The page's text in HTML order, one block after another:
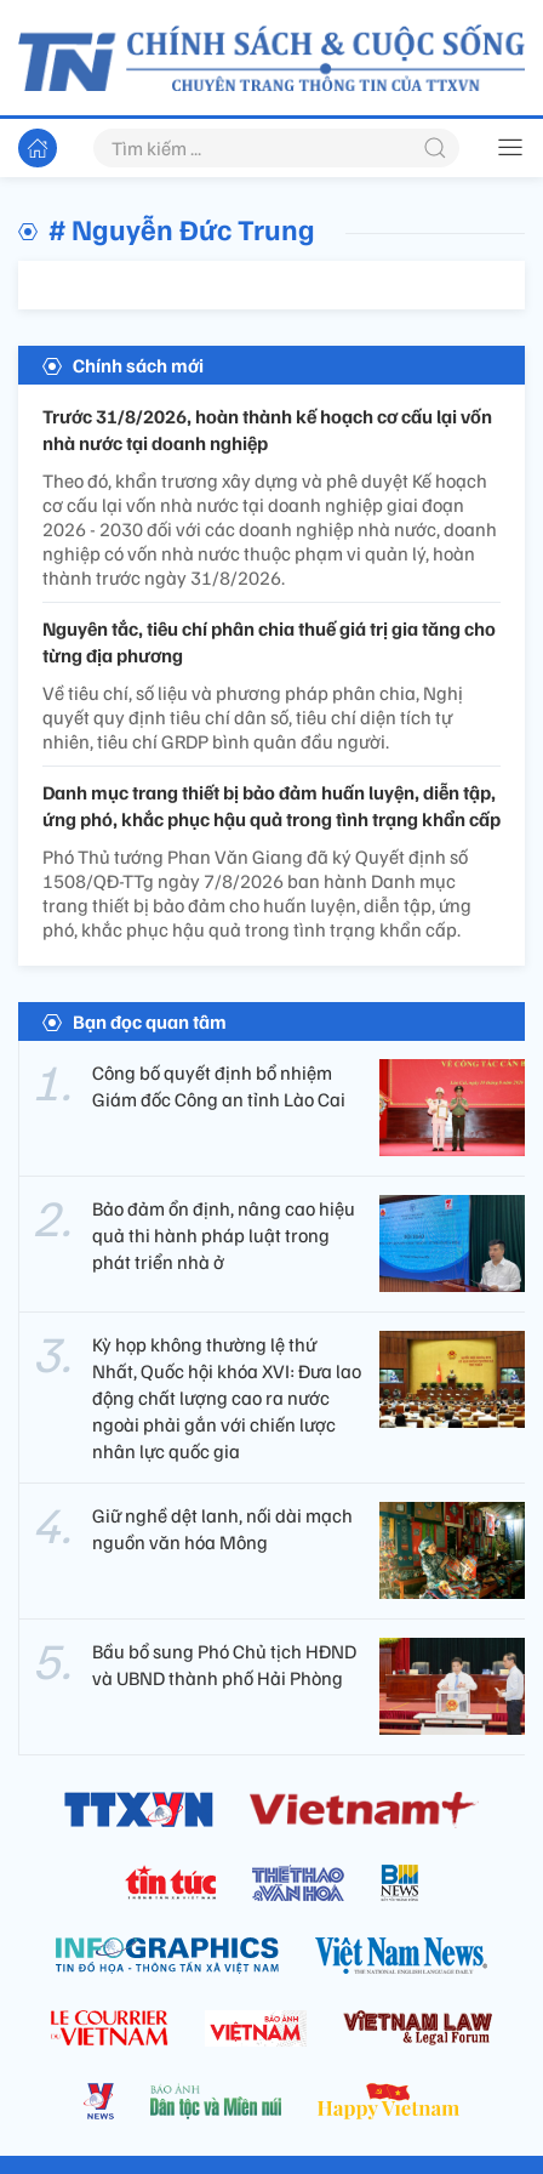
# Nguyễn Đức Trung
Chính sách mới
Trước 31/8/2026, hoàn thành kế hoạch cơ cấu lại vốn
nhà nước tại doanh nghiệp
Theo đó, khẩn trương xây dựng và phê duyệt Kế hoạch
cơ cấu lại vốn nhà nước tại doanh nghiệp giai đoạn
2026 - 2030 đối với các doanh nghiệp nhà nước, doanh
nghiệp có vốn nhà nước thuộc phạm vi quản lý, hoàn
thành trước ngày 31/8/2026.
Nguyên tắc, tiêu chí phân chia thuế giá trị gia tăng cho
từng địa phương
Về tiêu chí, số liệu và phương pháp phân chia, Nghị
quyết quy định tiêu chí dân số, tiêu chí diện tích tự
nhiên, tiêu chí GRDP bình quân đầu người.
Danh mục trang thiết bị bảo đảm huấn luyện, diễn tập,
ứng phó, khắc phục hậu quả trong tình trạng khẩn cấp
Phó Thủ tướng Phan Văn Giang đã ký Quyết định số
1508/QĐ-TTg ngày 7/8/2026 ban hành Danh mục
trang thiết bị bảo đảm cho huấn luyện, diễn tập, ứng
phó, khắc phục hậu quả trong tình trạng khẩn cấp.
Bạn đọc quan tâm
Công bố quyết định bổ nhiệm
Giám đốc Công an tỉnh Lào Cai
Bảo đảm ổn định, nâng cao hiệu
quả thi hành pháp luật trong
phát triển nhà ở
Kỳ họp không thường lệ thứ
Nhất, Quốc hội khóa XVI: Đưa lao
động chất lượng cao ra nước
ngoài phải gắn với chiến lược
nhân lực quốc gia
Giữ nghề dệt lanh, nối dài mạch
nguồn văn hóa Mông
Bầu bổ sung Phó Chủ tịch HĐND
và UBND thành phố Hải Phòng